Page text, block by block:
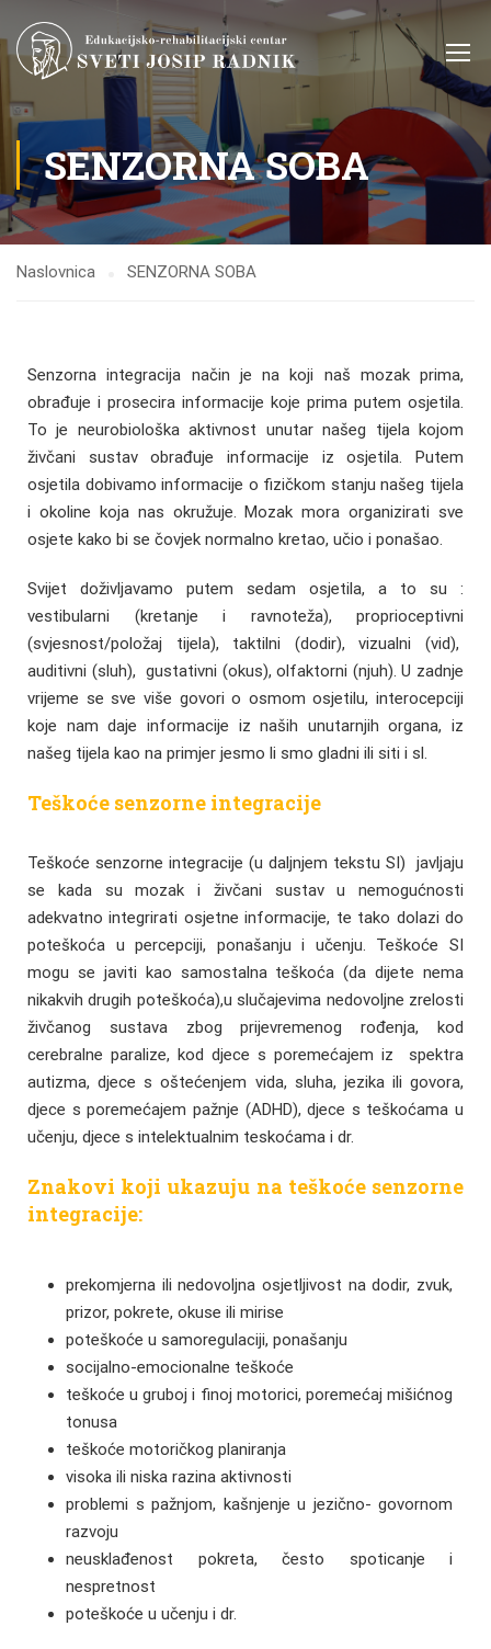
SENZORNA SOBA
Naslovnica SENZORNA SOBA
Senzorna integracija način je na koji naš mozak prima,
obrađuje i prosecira informacije koje prima putem osjetila.
To je neurobiološka aktivnost unutar našeg tijela kojom
živčani sustav obrađuje informacije iz osjetila. Putem
osjetila dobivamo informacije o fizičkom stanju našeg tijela
i okoline koja nas okružuje. Mozak mora organizirati sve
osjete kako bi se čovjek normalno kretao, učio i ponašao.
Svijet doživljavamo putem sedam osjetila, a to su :
vestibularni (kretanje i ravnoteža), proprioceptivni
(svjesnost/položaj tijela), taktilni (dodir), vizualni (vid),
auditivni (sluh), gustativni (okus), olfaktorni (njuh). U zadnje
vrijeme se sve više govori o osmom osjetilu, interocepciji
koje nam daje informacije iz naših unutarnjih organa, iz
našeg tijela kao na primjer jesmo li smo gladni ili siti i sl.
Teškoće senzorne integracije
Teškoće senzorne integracije (u daljnjem tekstu SI) javljaju
se kada su mozak i živčani sustav u nemogućnosti
adekvatno integrirati osjetne informacije, te tako dolazi do
poteškoća u percepciji, ponašanju i učenju. Teškoće SI
mogu se javiti kao samostalna teškoća (da dijete nema
nikakvih drugih poteškoća),u slučajevima nedovoljne zrelosti
živčanog sustava zbog prijevremenog rođenja, kod
cerebralne paralize, kod djece s poremećajem iz spektra
autizma, djece s oštećenjem vida, sluha, jezika ili govora,
djece s poremećajem pažnje (ADHD), djece s teškoćama u
učenju, djece s intelektualnim teskoćama i dr.
Znakovi koji ukazuju na teškoće senzorne
integracije:
prekomjerna ili nedovoljna osjetljivost na dodir, zvuk,
prizor, pokrete, okuse ili mirise
poteškoće u samoregulaciji, ponašanju
socijalno-emocionalne teškoće
teškoće u gruboj i finoj motorici, poremećaj mišićnog
tonusa
teškoće motoričkog planiranja
visoka ili niska razina aktivnosti
problemi s pažnjom, kašnjenje u jezično- govornom
razvoju
neusklađenost pokreta, često spoticanje i
nespretnost
poteškoće u učenju i dr.